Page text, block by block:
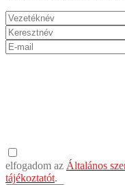
elfogadom az Általános
tájékoztatót.